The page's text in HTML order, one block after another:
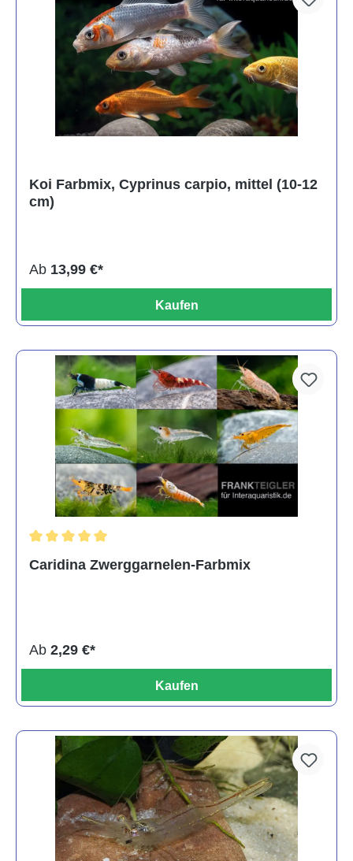
Koi Farbmix, Cyprinus carpio, mittel (10-12
cm)
Ab 13,99 €*
Kaufen
Caridina Zwerggarnelen-Farbmix
Ab 2,29 €*
Kaufen